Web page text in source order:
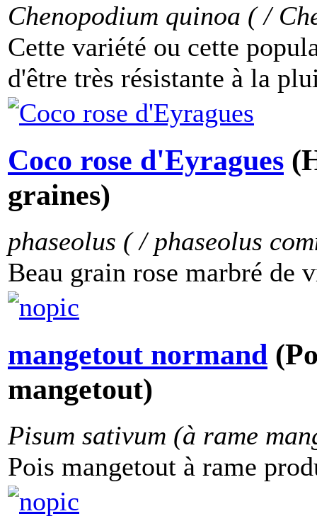
Chenopodium quinoa ( /
Cette variété ou cette
d'être très résistante à la
Coco rose d'Eyragues
graines)
phaseolus ( / phaseolus
Beau grain rose marbré de
mangetout normand
mangetout)
Pisum sativum (à rame
Pois mangetout à rame